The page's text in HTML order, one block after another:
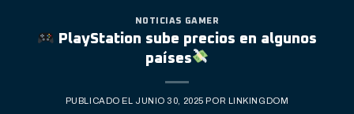
NOTICIAS GAMER
PlayStation sube precios en algunos
países
PUBLICADO EL JUNIO 30, 2025 POR LINKINGDOM